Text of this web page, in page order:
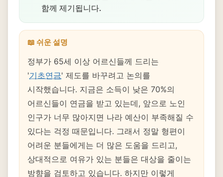
함께 제기됩니다.
📖 쉬운 설명
정부가 65세 이상 어르신들께 드리는
'기초연금' 제도를 바꾸려고 논의를
시작했습니다. 지금은 소득이 낮은 70%의
어르신들이 연금을 받고 있는데, 앞으로 노인
인구가 너무 많아지면 나라 예산이 부족해질 수
있다는 걱정 때문입니다. 그래서 정말 형편이
어려운 분들에게는 더 많은 도움을 드리고,
상대적으로 여유가 있는 분들은 대상을 줄이는
방향을 검토하고 있습니다. 하지만 이렇게